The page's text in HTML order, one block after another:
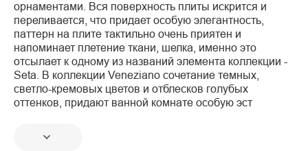
орнаментами. Вся поверхность плиты искрится и
переливается, что придает особую элегантность,
паттерн на плите тактильно очень приятен и
напоминает плетение ткани, шелка, именно это
отсылает к одному из названий элемента коллекции -
Seta. В коллекции Veneziano сочетание темных,
светло-кремовых цветов и отблесков голубых
оттенков, придают ванной комнате особую эст